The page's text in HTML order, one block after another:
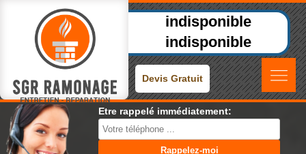
indisponible
indisponible
Devis Gratuit
Etre rappelé immédiatement: